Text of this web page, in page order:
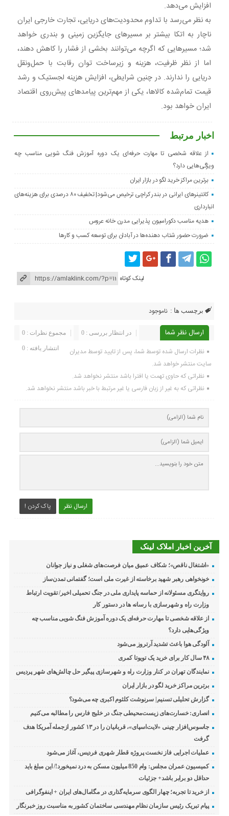
افزایش می‌دهد.
به نظر می‌رسد با تداوم محدودیت‌های دریایی، تجارت خارجی ایران
ناچار به اتکا بیشتر بر مسیرهای جایگزین زمینی و بندری خواهد
شد؛ مسیرهایی که اگرچه می‌توانند بخشی از فشار را کاهش دهند،
اما از نظر ظرفیت، هزینه و زیرساخت توان رقابت با حمل‌ونقل
دریایی را ندارند. در چنین شرایطی، افزایش هزینه لجستیک و رشد
قیمت تمام‌شده کالاها، یکی از مهم‌ترین پیامدهای پیش‌روی اقتصاد
ایران خواهد بود.
اخبار مرتبط
از علاقه شخصی تا مهارت حرفه‌ای یک دوره آموزش فنگ شویی مناسب چه
ویژگی‌هایی دارد؟
برترین مراکز خرید لگو در بازار ایران
کانتینرهای ایرانی در بندر کراچی ترخیص می‌شود| تخفیف ۸۰ درصدی برای هزینه‌های
انبارداری
هدیه مناسب دکوراسیون پذیرایی مدرن خانه عروس
ضرورت حضور شتاب ‌دهنده‌ها در آبادان برای توسعه کسب‌ و کارها
لینک کوتاه
برچسب ها : ناموجود
ارسال نظر شما مجموع نظرات : 0 در انتظار بررسی : 0
انتشار یافته : 0
نظرات ارسال شده توسط شما، پس از تایید توسط مدیران
سایت منتشر خواهد شد.
نظراتی که حاوی تهمت یا افترا باشد منتشر نخواهد شد.
نظراتی که به غیر از زبان فارسی یا غیر مرتبط با خبر باشد منتشر نخواهد شد.
ارسال نظر پاک کردن !
آخرین اخبار املاک لینک
«اشتغال ناقص»؛ شکاف عمیق میان فرصت‌های شغلی و نیاز جوانان
خونخواهی رهبر شهید برخاسته از غیرت ملی است؛ گفتمانی تمدن‌ساز
روایتگری مسئولانه از حماسه‌ پایداری ملی در جنگ تحمیلی اخیر/ تقویت ارتباط
وزارت راه و شهرسازی با رسانه ها در دستور کار
از علاقه شخصی تا مهارت حرفه‌ای یک دوره آموزش فنگ شویی مناسب چه
ویژگی‌هایی دارد؟
آلودگی هوا باعث تشدید آرتروز می‌شود
۴۸ سال کار برای خرید یک تویوتا کمری
نمایندگان تهران در کنار وزارت راه و شهرسازی پیگیر حل چالش‌های شهر پردیس
برترین مراکز خرید لگو در بازار ایران
گزارش تحلیلی تسنیم| سرنوشت کلثوم اکبری چه می‌شود؟
انصاری: خسارت‌های زیست‌محیطی جنگ در خلیج فارس را مطالبه‌ می‌کنیم
جاسوس‌افزار چینی «لایت‌اسپای»، قربانیان را در ۱۳ کشور ازجمله آمریکا هدف
گرفت
عملیات اجرایی فاز نخست پروژه قطار شهری فردیس، آغاز می‌شود
کمیسیون عمران مجلس: وام 850 میلیون مسکن به درد نمیخورد!/ این مبلغ باید
حداقل دو برابر باشد+ جزئیات
از خرید تا تجربه؛ چهار الگوی سرمایه‌گذاری در مگامال‌های ایران + اینفوگرافی
پیام تبریک رئیس سازمان نظام مهندسی ساختمان کشور به مناسبت روز خبرنگار